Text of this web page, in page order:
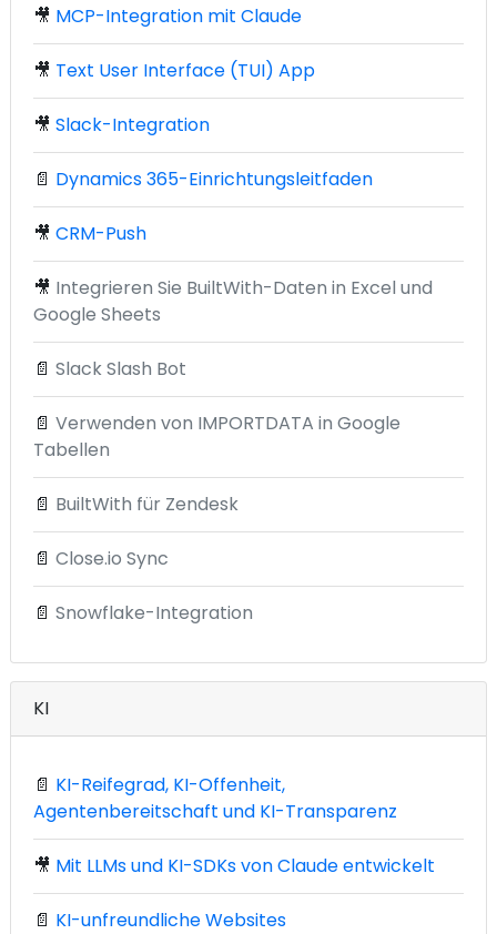
🎥 MCP-Integration mit Claude
🎥 Text User Interface (TUI) App
🎥 Slack-Integration
📄 Dynamics 365-Einrichtungsleitfaden
🎥 CRM-Push
🎥 Integrieren Sie BuiltWith-Daten in Excel und
Google Sheets
📄 Slack Slash Bot
📄 Verwenden von IMPORTDATA in Google
Tabellen
📄 BuiltWith für Zendesk
📄 Close.io Sync
📄 Snowflake-Integration
KI
📄 KI-Reifegrad, KI-Offenheit,
Agentenbereitschaft und KI-Transparenz
🎥 Mit LLMs und KI-SDKs von Claude entwickelt
📄 KI-unfreundliche Websites